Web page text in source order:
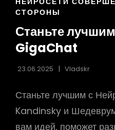
РУБРИК
СТОРОНЫ
Станьте
GigaChat
23.06.2025 Vladskr
Станьте лучшим с
Kandinsky и
вам идей, поможет